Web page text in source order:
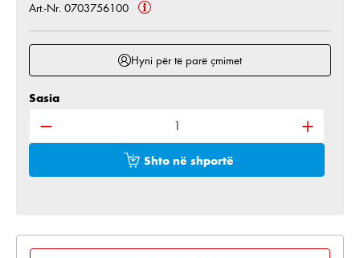
Art.-Nr. 0703756100
Hyni për të parë çmimet
Sasia e produktit: Shkruani sasinë e dëshiruar
Sasia
Shto në shportë